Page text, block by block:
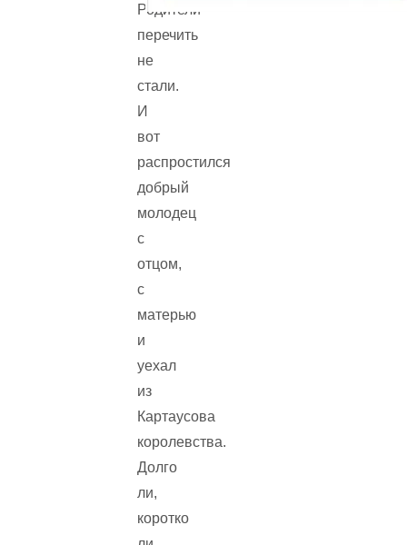
Родители
перечить
не
стали.
И
вот
распростился
добрый
молодец
с
отцом,
с
матерью
и
уехал
из
Картаусова
королевства.
Долго
ли,
коротко